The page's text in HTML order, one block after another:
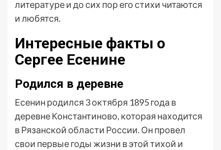
литературе и до сих пор его стихи читаются
и любятся.
Интересные факты о
Сергее Есенине
Родился в деревне
Есенин родился 3 октября 1895 года в
деревне Константиново, которая находится
в Рязанской области России. Он провел
свои первые годы жизни в этой тихой и